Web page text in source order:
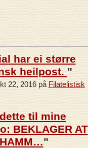
har ei større
heilpost. "
22, 2016 på Filatelistisk
til mine
BEKLAGER AT
"